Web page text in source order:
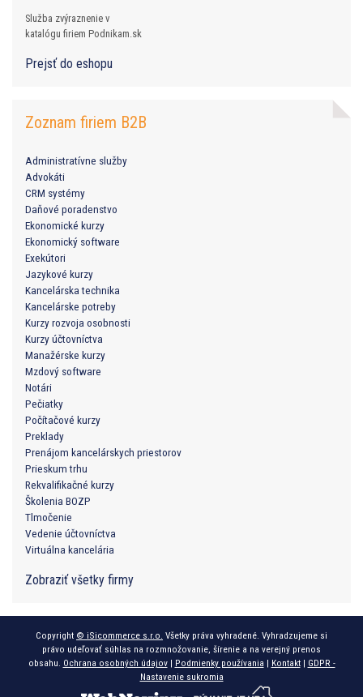
Služba zvýraznenie v
katalógu firiem Podnikam.sk
Prejsť do eshopu
Zoznam firiem B2B
Administratívne služby
Advokáti
CRM systémy
Daňové poradenstvo
Ekonomické kurzy
Ekonomický software
Exekútori
Jazykové kurzy
Kancelárska technika
Kancelárske potreby
Kurzy rozvoja osobnosti
Kurzy účtovníctva
Manažérske kurzy
Mzdový software
Notári
Pečiatky
Počítačové kurzy
Preklady
Prenájom kancelárskych priestorov
Prieskum trhu
Rekvalifikačné kurzy
Školenia BOZP
Tlmočenie
Vedenie účtovníctva
Virtuálna kancelária
Zobraziť všetky firmy
Copyright © iSicommerce s.r.o. Všetky práva vyhradené. Vyhradzujeme si
právo udeľovať súhlas na rozmnožovanie, šírenie a na verejný prenos
obsahu. Ochrana osobných údajov| Podmienky používania | Kontakt| GDPR -
Nastavenie sukromia